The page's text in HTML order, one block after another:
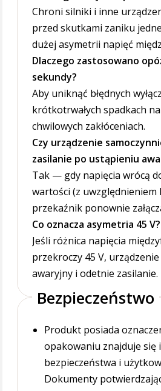
Chroni silniki i inne
przed skutkami zaniku
dużej asymetrii napięć
Dlaczego zastosowano
sekundy?
Aby uniknąć błędnych
krótkotrwałych spadkach
chwilowych zakłóceniach.
Czy urządzenie
zasilanie po ustąpieniu
Tak — gdy napięcia wrócą
wartości (z uwzględnieniem
przekaźnik ponownie
Co oznacza asymetria 45 V?
Jeśli różnica napięcia
przekroczy 45 V,
awaryjny i odetnie zasilanie.
Bezpieczeństwo
Produkt posiada
opakowaniu znajduje się
bezpieczeństwa i
Dokumenty